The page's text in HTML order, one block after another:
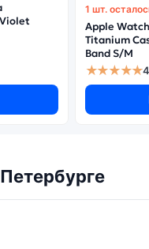
1 шт.
Apple
Titanium
Band S/M
★★★★★